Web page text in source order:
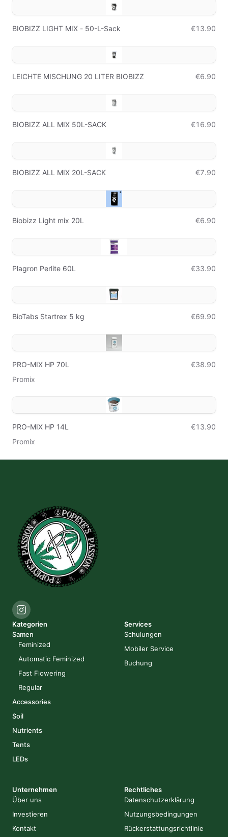
BIOBIZZ LIGHT MIX - 50-L-Sack €13.90
LEICHTE MISCHUNG 20 LITER BIOBIZZ €6.90
BIOBIZZ ALL MIX 50L-SACK €16.90
BIOBIZZ ALL MIX 20L-SACK €7.90
Biobizz Light mix 20L €6.90
Plagron Perlite 60L €33.90
BioTabs Startrex 5 kg €69.90
PRO-MIX HP 70L
€38.90
Promix
PRO-MIX HP 14L
€13.90
Promix
Kategorien
Samen
Feminized
Automatic Feminized
Fast Flowering
Regular
Accessories
Soil
Nutrients
Tents
LEDs
Services
Schulungen
Mobiler Service
Buchung
Unternehmen
Über uns
Investieren
Kontakt
Rechtliches
Datenschutzerklärung
Nutzungsbedingungen
Rückerstattungsrichtlinie